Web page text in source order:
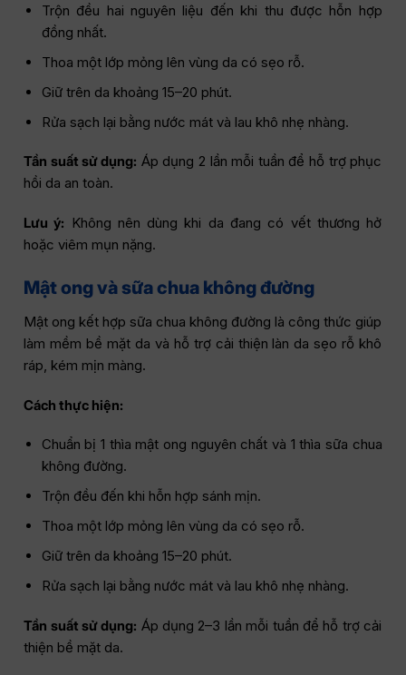
Trộn đều hai nguyên liệu đến khi thu được hỗn hợp
đồng nhất.
Thoa một lớp mỏng lên vùng da có sẹo rỗ.
Giữ trên da khoảng 15–20 phút.
Rửa sạch lại bằng nước mát và lau khô nhẹ nhàng.
Tần suất sử dụng: Áp dụng 2 lần mỗi tuần để hỗ trợ phục
hồi da an toàn.
Lưu ý: Không nên dùng khi da đang có vết thương hở
hoặc viêm mụn nặng.
Mật ong và sữa chua không đường
Mật ong kết hợp sữa chua không đường là công thức giúp
làm mềm bề mặt da và hỗ trợ cải thiện làn da sẹo rỗ khô
ráp, kém mịn màng.
Cách thực hiện:
Chuẩn bị 1 thìa mật ong nguyên chất và 1 thìa sữa chua
không đường.
Trộn đều đến khi hỗn hợp sánh mịn.
Thoa một lớp mỏng lên vùng da có sẹo rỗ.
Giữ trên da khoảng 15–20 phút.
Rửa sạch lại bằng nước mát và lau khô nhẹ nhàng.
Tần suất sử dụng: Áp dụng 2–3 lần mỗi tuần để hỗ trợ cải
thiện bề mặt da.